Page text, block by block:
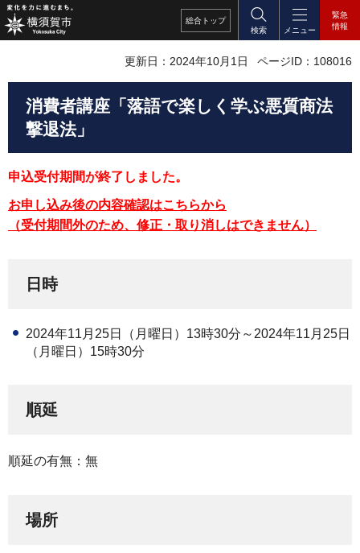
総合 トップ
検索
メニュー
緊急
情報
更新日：2024年10月1日 ページID：108016
消費者講座「落語で楽しく学ぶ悪質商法
撃退法」
申込受付期間が終了しました。
お申し込み後の内容確認はこちらから
（受付期間外のため、修正・取り消しはできません）
日時
2024年11月25日（月曜日）13時30分～2024年11月25日
（月曜日）15時30分
順延
順延の有無：無
場所